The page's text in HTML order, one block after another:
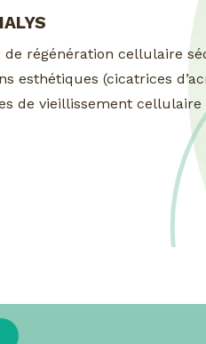
de régénération cellulaire
esthétiques (cicatrices
de vieillissement